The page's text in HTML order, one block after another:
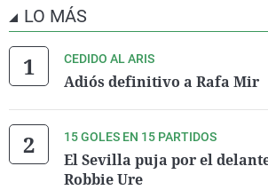
LO MÁS
CEDIDO AL ARIS
Adiós definitivo a Rafa Mir
15 GOLES EN 15 PARTIDOS
El Sevilla puja por el
Robbie Ure